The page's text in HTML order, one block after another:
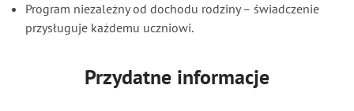
Program niezależny od dochodu rodziny – świadczenie
przysługuje każdemu uczniowi.
Przydatne informacje